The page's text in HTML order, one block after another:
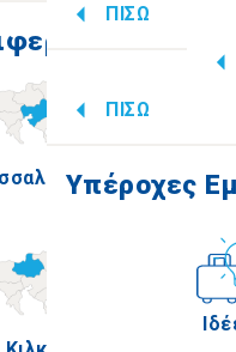
ΠΙΣΩ
ΠΙΣΩ
Υπέροχες